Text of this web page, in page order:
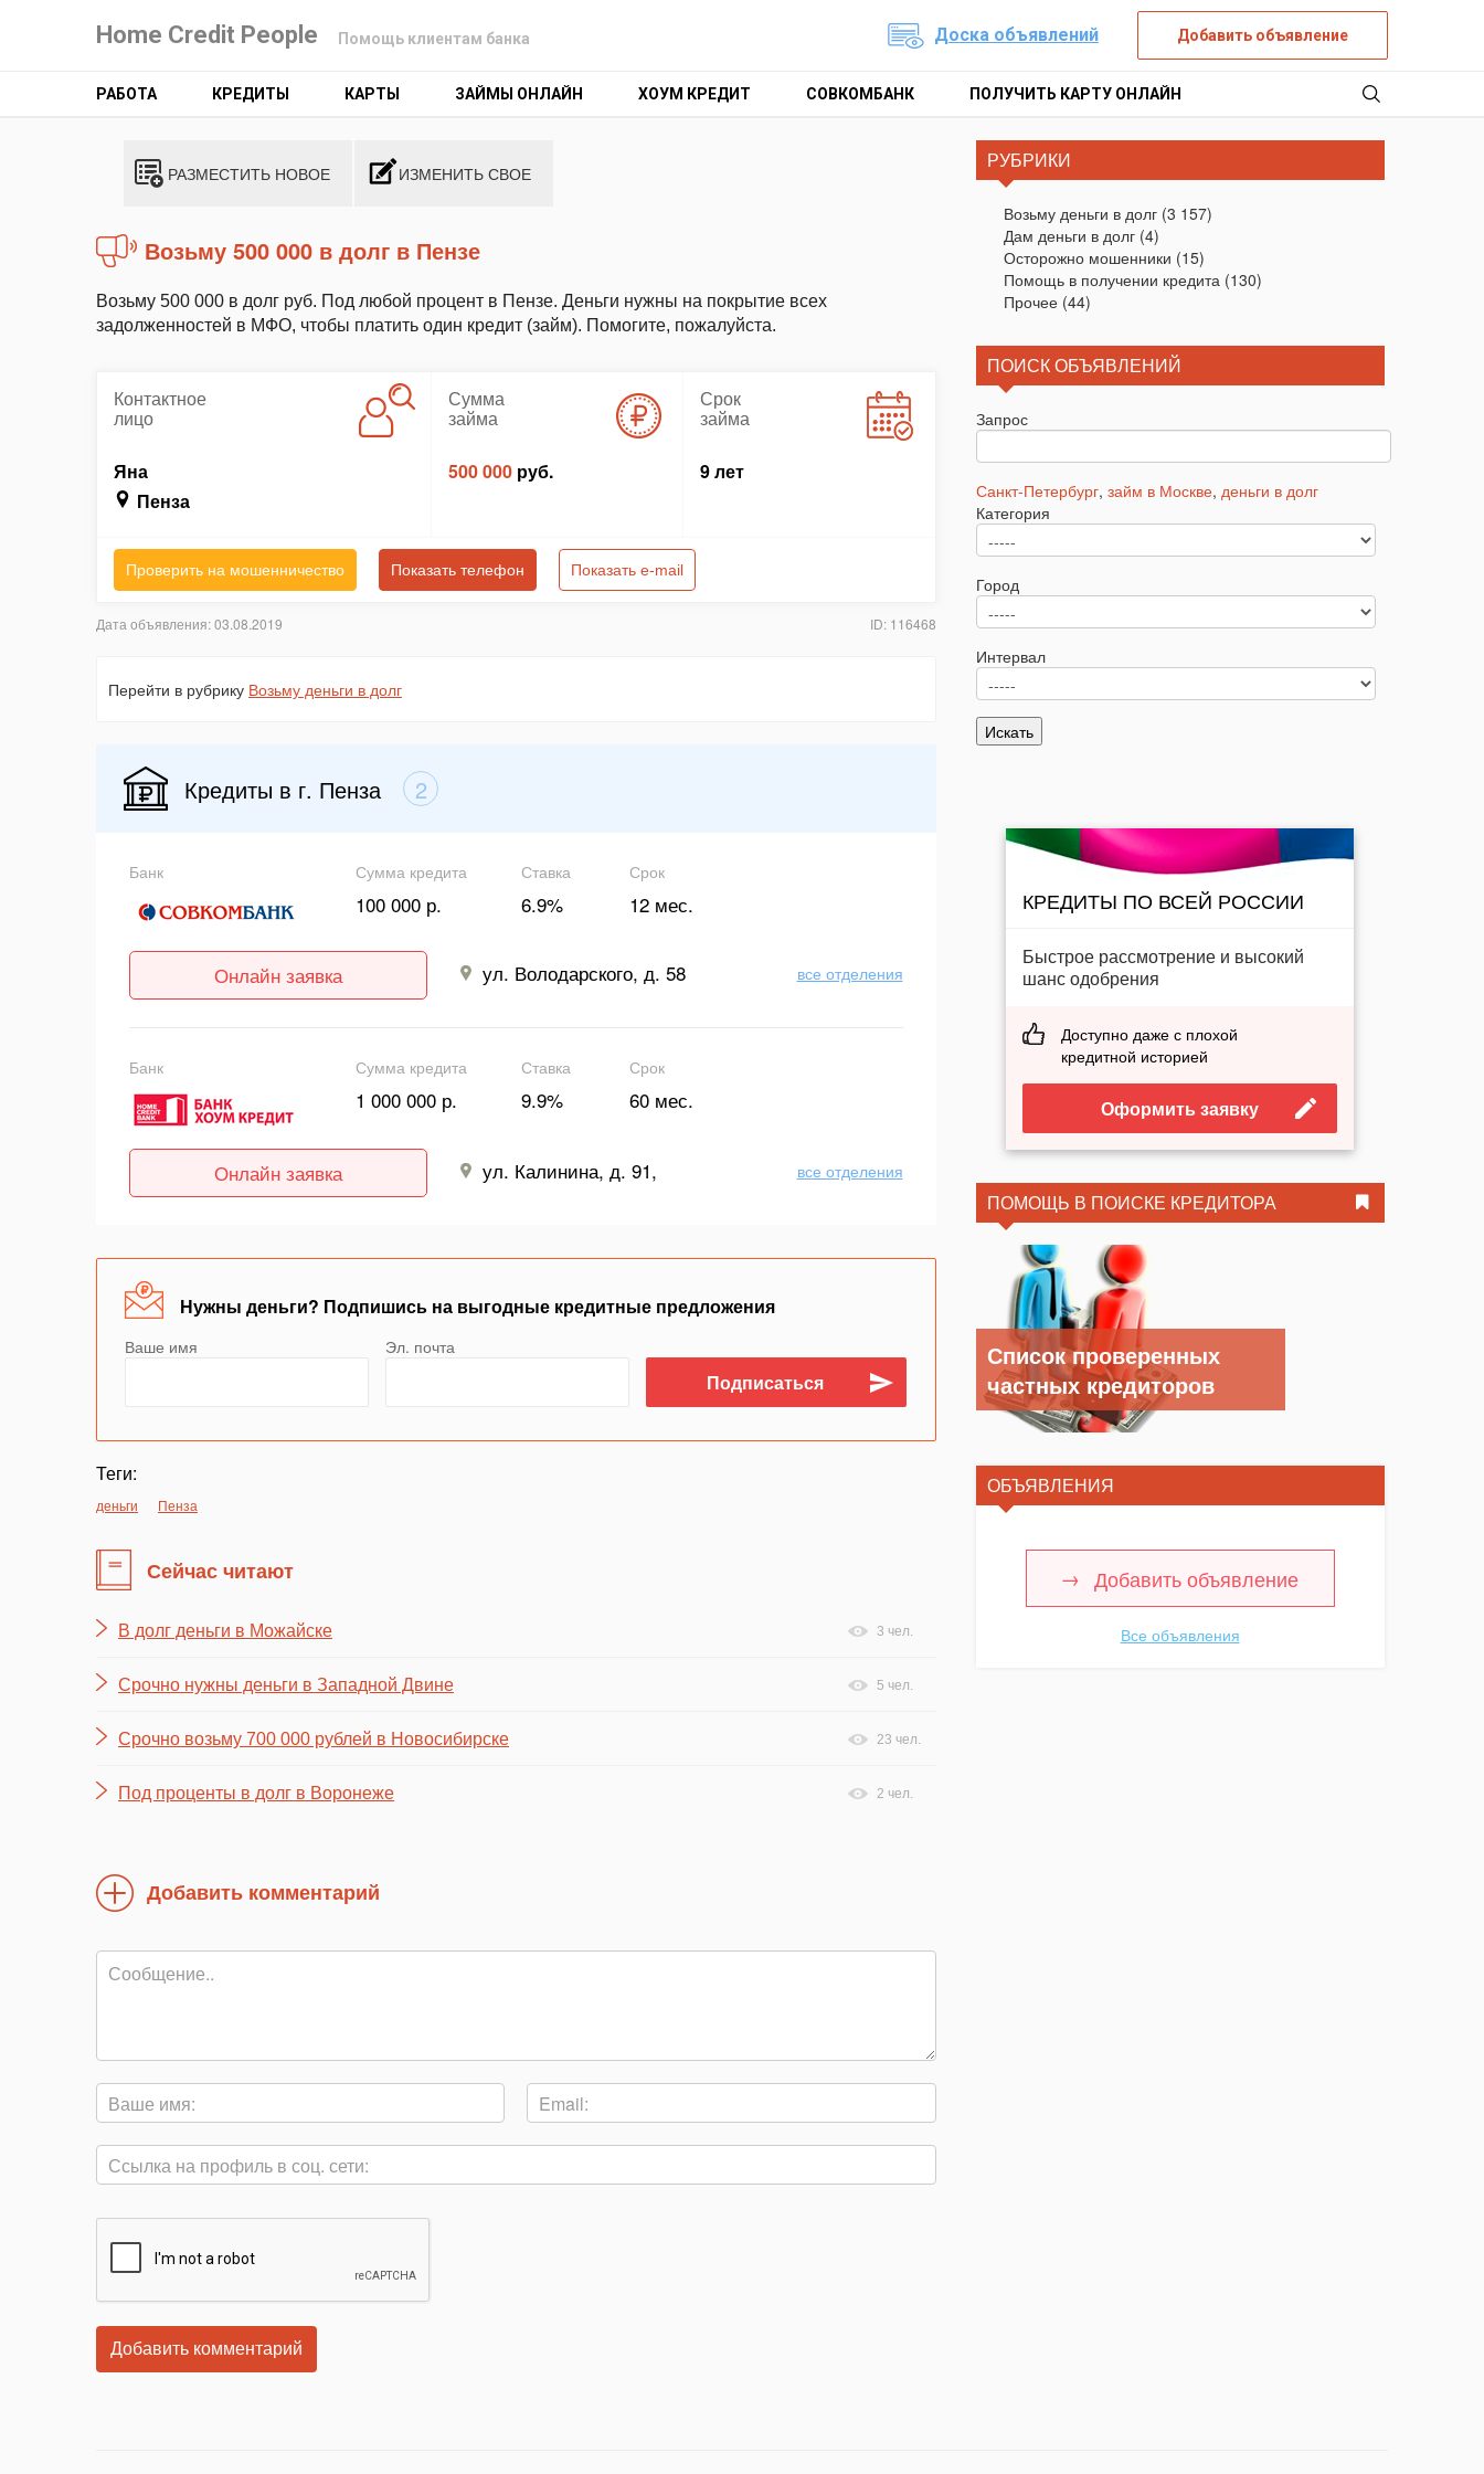
Home Credit People Помощь клиентам банка Доска объявлений Добавить объявление
РАБОТА КРЕДИТЫ КАРТЫ ЗАЙМЫ ОНЛАЙН ХОУМ КРЕДИТ СОВКОМБАНК ПОЛУЧИТЬ КАРТУ ОНЛАЙН
РАЗМЕСТИТЬ НОВОЕ ИЗМЕНИТЬ СВОЕ
Возьму 500 000 в долг в Пензе
Возьму 500 000 в долг руб. Под любой процент в Пензе. Деньги нужны на покрытие всех
задолженностей в МФО, чтобы платить один кредит (займ). Помогите, пожалуйста.
Контактное
лицо
Яна
Пенза
Сумма
займа
500 000 руб.
Срок
займа
9 лет
Проверить на мошенничество Показать телефон Показать e-mail
Дата объявления: 03.08.2019 ID: 116468
Перейти в рубрику Возьму деньги в долг
Кредиты в г. Пенза 2
Банк Сумма кредита
100 000 р.
Ставка
6.9%
Срок
12 мес.
Онлайн заявка ул. Володарского, д. 58 все отделения
Банк Сумма кредита
1 000 000 р.
Ставка
9.9%
Срок
60 мес.
Онлайн заявка ул. Калинина, д. 91, все отделения
Нужны деньги? Подпишись на выгодные кредитные предложения
Ваше имя Эл. почта
Теги:
деньги Пенза
Сейчас читают
В долг деньги в Можайске 3 чел.
Срочно нужны деньги в Западной Двине 5 чел.
Срочно возьму 700 000 рублей в Новосибирске 23 чел.
Под проценты в долг в Воронеже 2 чел.
Добавить комментарий
РУБРИКИ
Возьму деньги в долг(3 157)
Дам деньги в долг(4)
Осторожно мошенники (15)
Помощь в получении кредита(130)
Прочее(44)
ПОИСК ОБЪЯВЛЕНИЙ
Запрос
Санкт-Петербург, займ в Москве, деньги в долг
Категория
Город
Интервал
КРЕДИТЫ ПО ВСЕЙ РОССИИ
Быстрое рассмотрение и высокий
шанс одобрения
Доступно даже с плохой
кредитной историей
Оформить заявку
ПОМОЩЬ В ПОИСКЕ КРЕДИТОРА
Список проверенных
частных кредиторов
ОБЪЯВЛЕНИЯ
Добавить объявление
Все объявления